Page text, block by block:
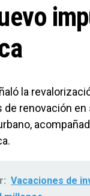
la
de renovación
Vacaciones de